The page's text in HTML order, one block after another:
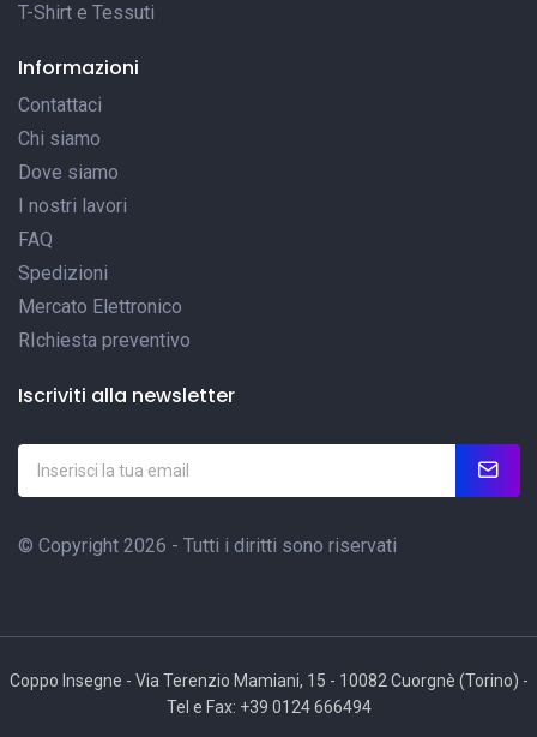
T-Shirt e Tessuti
Informazioni
Contattaci
Chi siamo
Dove siamo
I nostri lavori
FAQ
Spedizioni
Mercato Elettronico
RIchiesta preventivo
Iscriviti alla newsletter
© Copyright 2026 - Tutti i diritti sono riservati
Coppo Insegne - Via Terenzio Mamiani, 15 - 10082 Cuorgnè (Torino) -
Tel e Fax: +39 0124 666494